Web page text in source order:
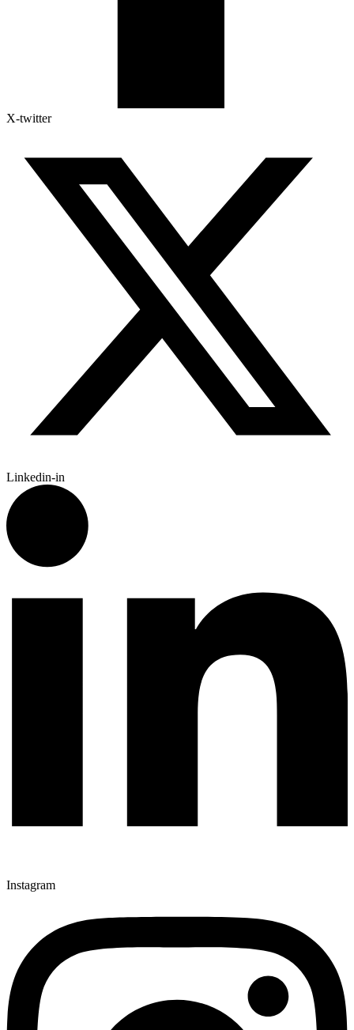
X-twitter
Linkedin-in
Instagram